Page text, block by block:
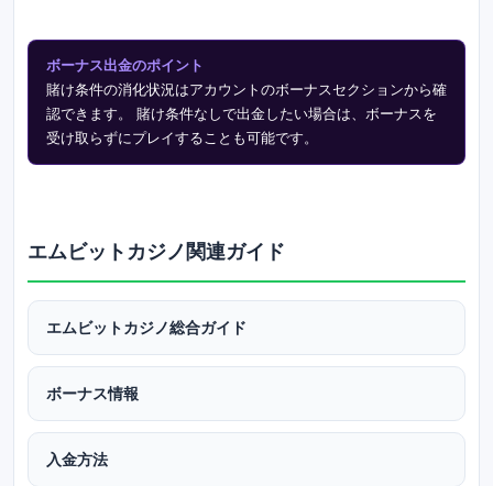
ボーナス出金のポイント
賭け条件の消化状況はアカウントのボーナスセクションから確
認できます。 賭け条件なしで出金したい場合は、ボーナスを
受け取らずにプレイすることも可能です。
エムビットカジノ関連ガイド
エムビットカジノ総合ガイド
ボーナス情報
入金方法